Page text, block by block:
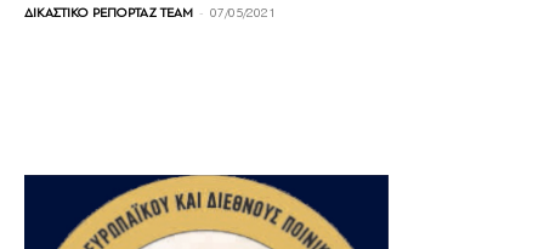
ΔΙΚΑΣΤΙΚΟ ΡΕΠΟΡΤΑΖ TEAM - 07/05/2021